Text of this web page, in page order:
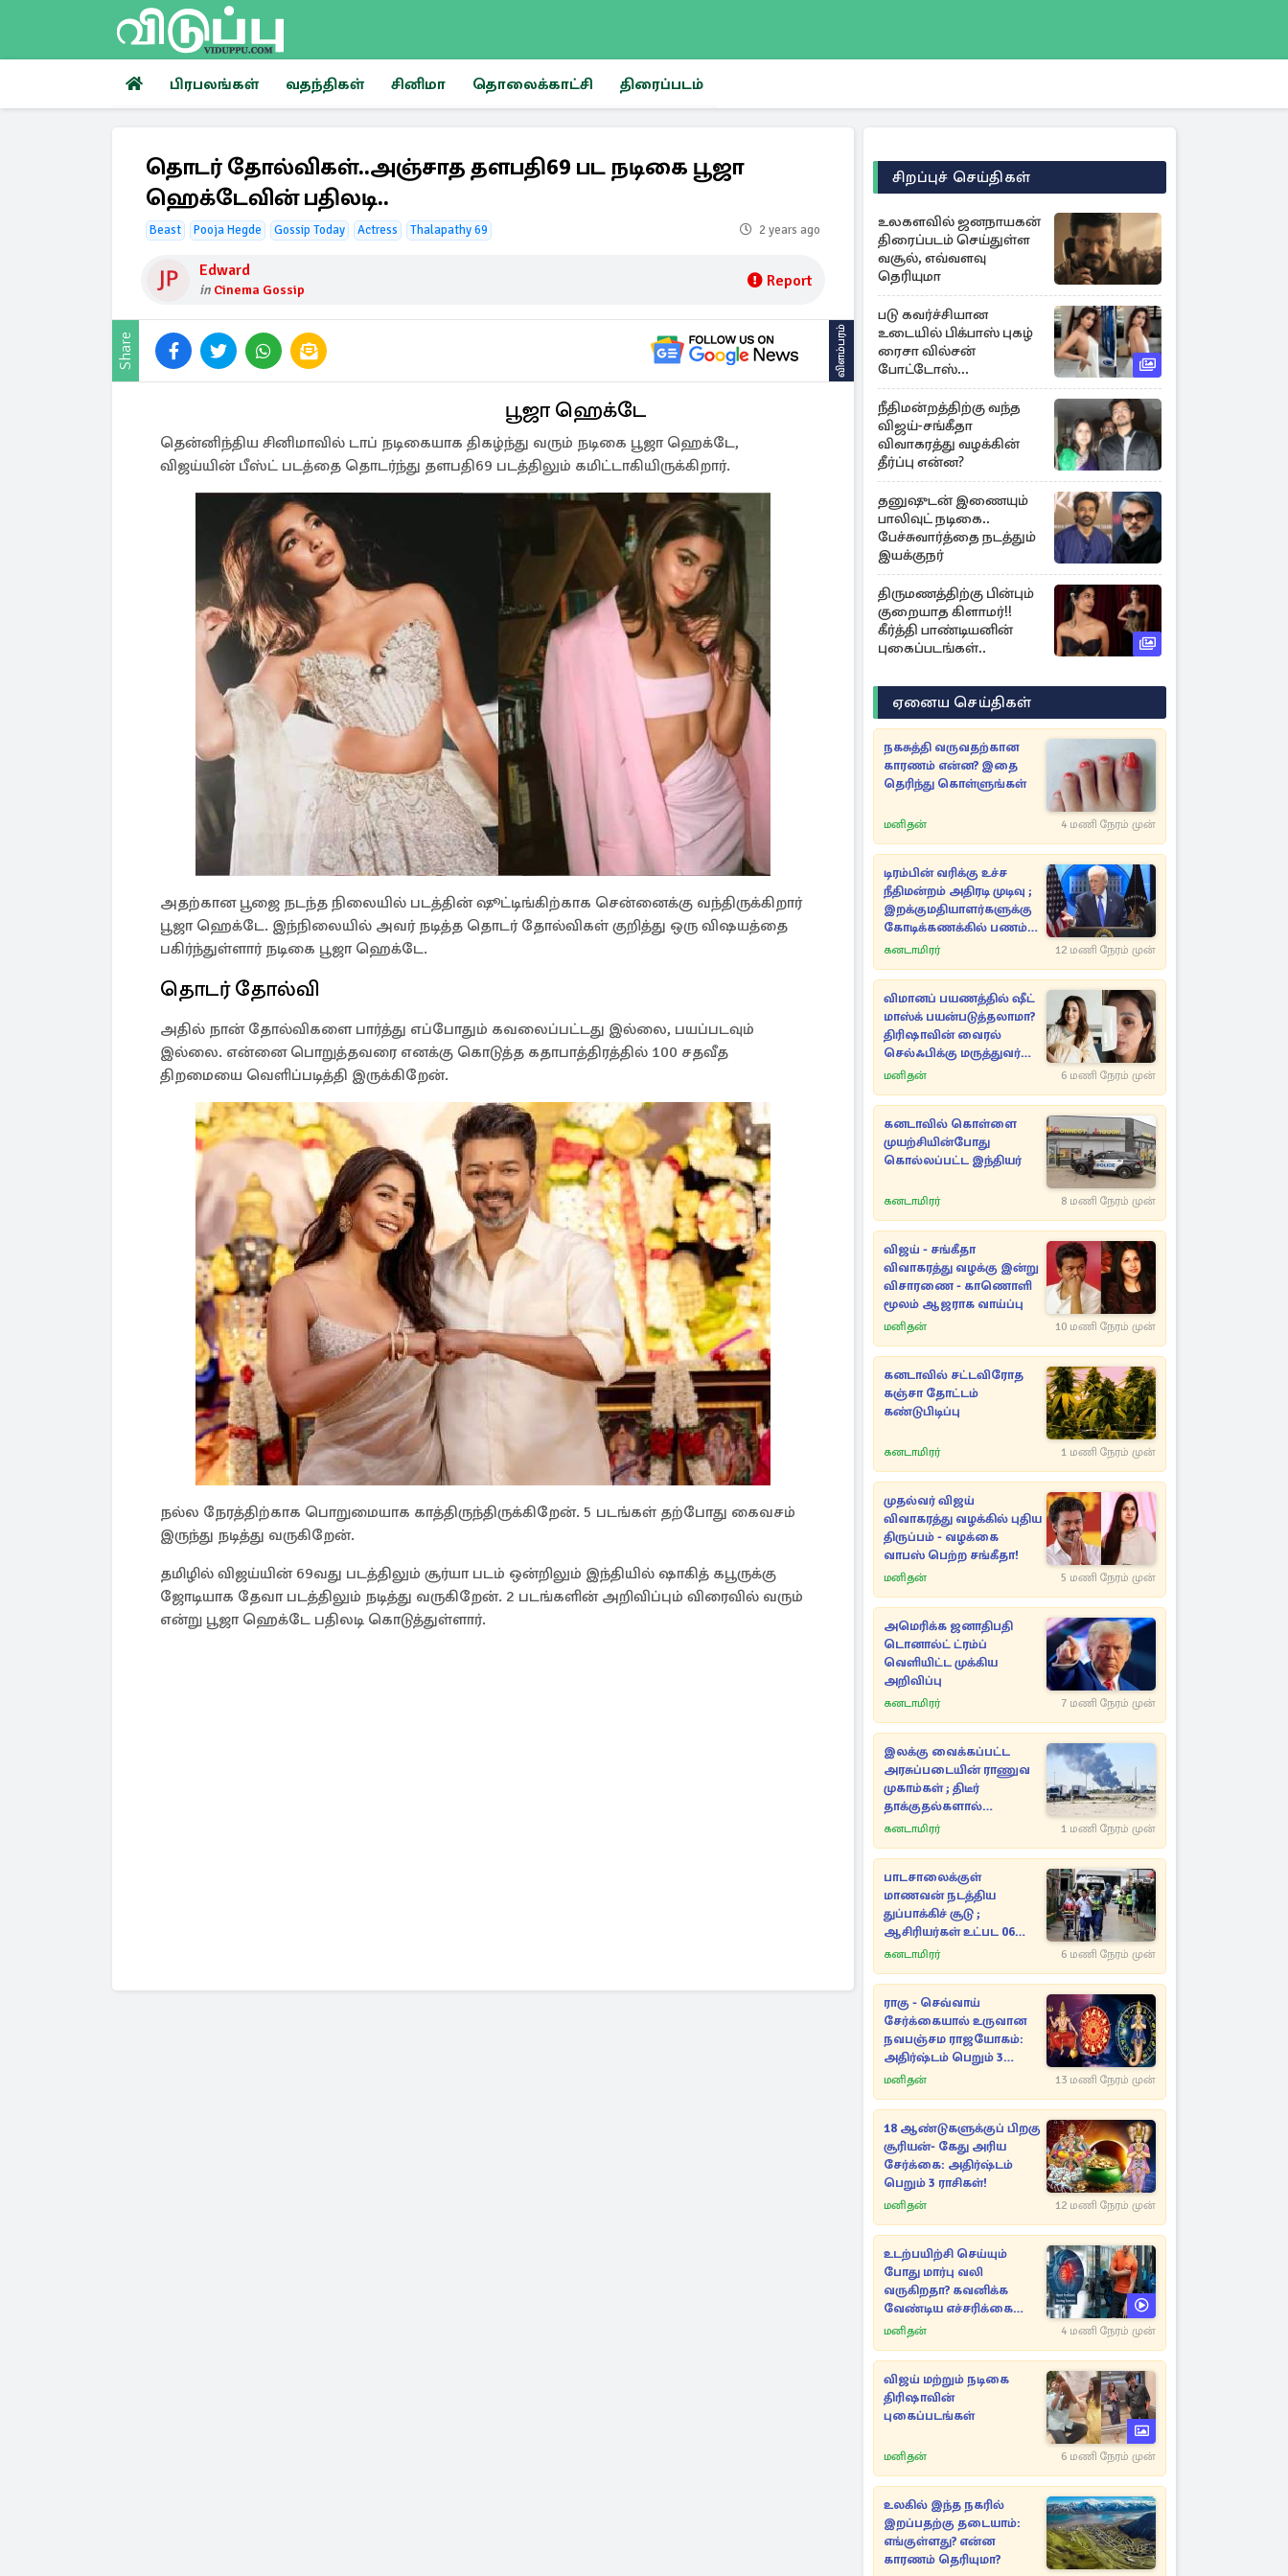
பிரபலங்கள் வதந்திகள் சினிமா தொலைக்காட்சி திரைப்படம்
தொடர் தோல்விகள்..அஞ்சாத தளபதி69 பட நடிகை பூஜா
ஹெக்டேவின் பதிலடி..
Beast Pooja Hegde Gossip Today Actress Thalapathy 69 2 years ago
Edward
in Cinema Gossip Report
Share விளம்பரம்
பூஜா ஹெக்டே
தென்னிந்திய சினிமாவில் டாப் நடிகையாக திகழ்ந்து வரும் நடிகை பூஜா ஹெக்டே,
விஜய்யின் பீஸ்ட் படத்தை தொடர்ந்து தளபதி69 படத்திலும் கமிட்டாகியிருக்கிறார்.
அதற்கான பூஜை நடந்த நிலையில் படத்தின் ஷூட்டிங்கிற்காக சென்னைக்கு வந்திருக்கிறார்
பூஜா ஹெக்டே. இந்நிலையில் அவர் நடித்த தொடர் தோல்விகள் குறித்து ஒரு விஷயத்தை
பகிர்ந்துள்ளார் நடிகை பூஜா ஹெக்டே.
தொடர் தோல்வி
அதில் நான் தோல்விகளை பார்த்து எப்போதும் கவலைப்பட்டது இல்லை, பயப்படவும்
இல்லை. என்னை பொறுத்தவரை எனக்கு கொடுத்த கதாபாத்திரத்தில் 100 சதவீத
திறமையை வெளிப்படித்தி இருக்கிறேன்.
நல்ல நேரத்திற்காக பொறுமையாக காத்திருந்திருக்கிறேன். 5 படங்கள் தற்போது கைவசம்
இருந்து நடித்து வருகிறேன்.
தமிழில் விஜய்யின் 69வது படத்திலும் சூர்யா படம் ஒன்றிலும் இந்தியில் ஷாகித் கபூருக்கு
ஜோடியாக தேவா படத்திலும் நடித்து வருகிறேன். 2 படங்களின் அறிவிப்பும் விரைவில் வரும்
என்று பூஜா ஹெக்டே பதிலடி கொடுத்துள்ளார்.
சிறப்புச் செய்திகள்
உலகளவில் ஜனநாயகன்
திரைப்படம் செய்துள்ள
வசூல், எவ்வளவு
தெரியுமா
படு கவர்ச்சியான
உடையில் பிக்பாஸ் புகழ்
ரைசா வில்சன்
போட்டோஸ்...
நீதிமன்றத்திற்கு வந்த
விஜய்-சங்கீதா
விவாகரத்து வழக்கின்
தீர்ப்பு என்ன?
தனுஷுடன் இணையும்
பாலிவுட் நடிகை..
பேச்சுவார்த்தை நடத்தும்
இயக்குநர்
திருமணத்திற்கு பின்பும்
குறையாத கிளாமர்!!
கீர்த்தி பாண்டியனின்
புகைப்படங்கள்..
ஏனைய செய்திகள்
நகசுத்தி வருவதற்கான
காரணம் என்ன? இதை
தெரிந்து கொள்ளுங்கள்
மனிதன் 4 மணி நேரம் முன்
டிரம்பின் வரிக்கு உச்ச
நீதிமன்றம் அதிரடி முடிவு ;
இறக்குமதியாளர்களுக்கு
கோடிக்கணக்கில் பணம்
மீள்கொடை
கனடாமிரர் 12 மணி நேரம் முன்
விமானப் பயணத்தில் ஷீட்
மாஸ்க் பயன்படுத்தலாமா?
திரிஷாவின் வைரல்
செல்ஃபிக்கு மருத்துவர்
விளக்கம்
மனிதன் 6 மணி நேரம் முன்
கனடாவில் கொள்ளை
முயற்சியின்போது
கொல்லப்பட்ட இந்தியர்
கனடாமிரர் 8 மணி நேரம் முன்
விஜய் - சங்கீதா
விவாகரத்து வழக்கு இன்று
விசாரணை - காணொளி
மூலம் ஆஜராக வாய்ப்பு
மனிதன் 10 மணி நேரம் முன்
கனடாவில் சட்டவிரோத
கஞ்சா தோட்டம்
கண்டுபிடிப்பு
கனடாமிரர் 1 மணி நேரம் முன்
முதல்வர் விஜய்
விவாகரத்து வழக்கில் புதிய
திருப்பம் - வழக்கை
வாபஸ் பெற்ற சங்கீதா!
மனிதன் 5 மணி நேரம் முன்
அமெரிக்க ஜனாதிபதி
டொனால்ட் ட்ரம்ப்
வெளியிட்ட முக்கிய
அறிவிப்பு
கனடாமிரர் 7 மணி நேரம் முன்
இலக்கு வைக்கப்பட்ட
அரசுப்படையின் ராணுவ
முகாம்கள் ; திடீர்
தாக்குதல்களால்
பறிக்கப்பட்ட உயிர்கள்
கனடாமிரர் 1 மணி நேரம் முன்
பாடசாலைக்குள்
மாணவன் நடத்திய
துப்பாக்கிச் சூடு ;
ஆசிரியர்கள் உட்பட 06
பேர் உயிரிழப்பு
கனடாமிரர் 6 மணி நேரம் முன்
ராகு - செவ்வாய்
சேர்க்கையால் உருவான
நவபஞ்சம ராஜயோகம்:
அதிர்ஷ்டம் பெறும் 3
ராசிகள்!
மனிதன் 13 மணி நேரம் முன்
18 ஆண்டுகளுக்குப் பிறகு
சூரியன்- கேது அரிய
சேர்க்கை: அதிர்ஷ்டம்
பெறும் 3 ராசிகள்!
மனிதன் 12 மணி நேரம் முன்
உடற்பயிற்சி செய்யும்
போது மார்பு வலி
வருகிறதா? கவனிக்க
வேண்டிய எச்சரிக்கை
அறிகுறிகள்
மனிதன் 4 மணி நேரம் முன்
விஜய் மற்றும் நடிகை
திரிஷாவின்
புகைப்படங்கள்
மனிதன் 6 மணி நேரம் முன்
உலகில் இந்த நகரில்
இறப்பதற்கு தடையாம்:
எங்குள்ளது? என்ன
காரணம் தெரியுமா?